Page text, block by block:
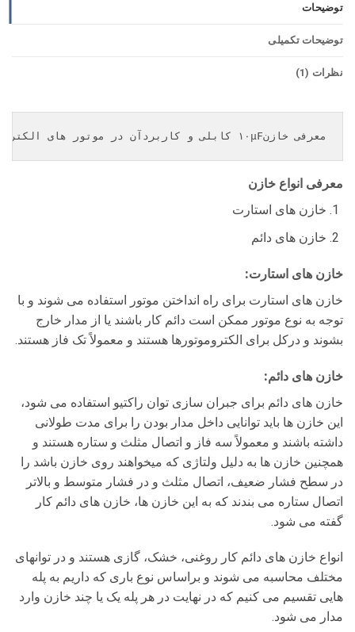
توضیحات
توضیحات تکمیلی
نظرات (1)
معرفی خازن۱۰µF کابلی و کاربردآن در موتور های الکتریکی ، الکتروموتورهاوالکتروپمپ ها و موارد مصرفی.
معرفی انواع خازن
خازن های استارت
خازن های دائم
خازن های استارت:
خازن های استارت برای راه انداختن موتور استفاده می شوند و با
توجه به نوع موتور ممکن است دائم کار باشند یا از مدار خارج
بشوند و درکل برای الکتروموتورها هستند و معمولاً تک فاز هستند.
خازن های دائم:
خازن های دائم برای جبران سازی توان راکتیو استفاده می شود،
این خازن ها باید توانایی داخل مدار بودن را برای مدت طولانی
داشته باشند و معمولاً سه فاز و اتصال مثلث و ستاره هستند و
همچنین خازن ها به دلیل ولتاژی که میخواهند روی خازن باشد را
در سطح فشار ضعیف، اتصال مثلث و در فشار متوسط و بالاتر
اتصال ستاره می بندند که به این خازن ها، خازن های دائم کار
گفته می شود.
انواع خازن های دائم کار روغنی، خشک، گازی هستند و در توانهای
مختلف محاسبه می شوند و براساس نوع باری که داریم به پله
هایی تقسیم می کنیم که در نهایت در هر پله یک یا چند خازن وارد
مدار می شود.